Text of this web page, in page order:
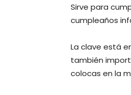
Sirve para
cumpleaños
La clave está
también
colocas en la